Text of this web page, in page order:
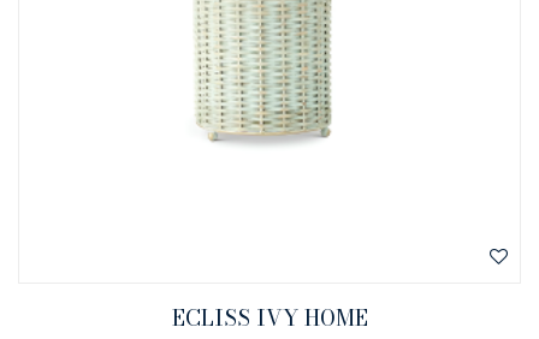
ECLISS IVY HOME